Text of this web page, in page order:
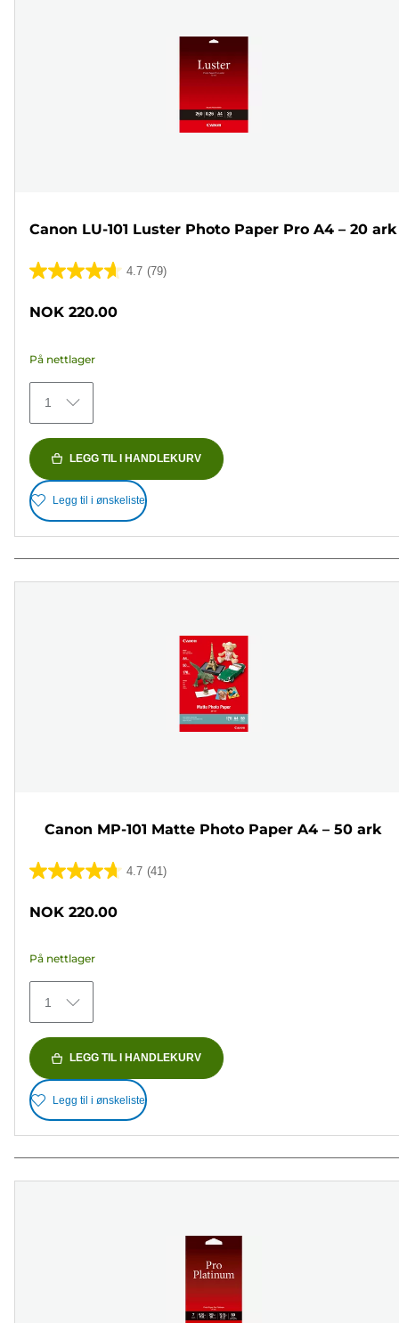
Canon LU-101 Luster Photo Paper Pro A4 – 20 ark
4.7 (79)
4.7
79
omtaler
NOK 220.00
På nettlager
1
LEGG TIL I HANDLEKURV
Legg til i ønskeliste
Canon MP-101 Matte Photo Paper A4 – 50 ark
4.7 (41)
4.7
41
omtaler
NOK 220.00
På nettlager
1
LEGG TIL I HANDLEKURV
Legg til i ønskeliste